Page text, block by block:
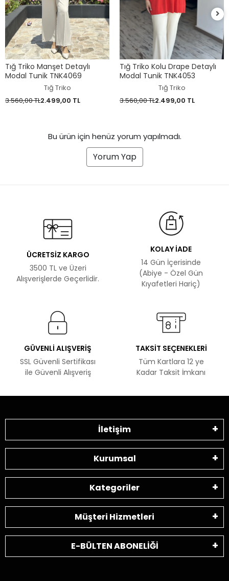
Tığ Triko Manşet Detaylı
Modal Tunik TNK4069
Tığ Triko
3.560,00 TL2.499,00 TL
Tığ Triko Kolu Drape Detaylı
Modal Tunik TNK4053
Tığ Triko
3.560,00 TL2.499,00 TL
Bu ürün için henüz yorum yapılmadı.
Yorum Yap
ÜCRETSİZ KARGO
3500 TL ve Üzeri
Alışverişlerde Geçerlidir.
KOLAY İADE
14 Gün İçerisinde
(Abiye - Özel Gün
Kıyafetleri Hariç)
GÜVENLİ ALIŞVERİŞ
SSL Güvenli Sertifikası
ile Güvenli Alışveriş
TAKSİT SEÇENEKLERİ
Tüm Kartlara 12 ye
Kadar Taksit İmkanı
İletişim
Kurumsal
Kategoriler
Müşteri Hizmetleri
E-BÜLTEN ABONELİĞİ